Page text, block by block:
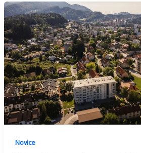
Novice